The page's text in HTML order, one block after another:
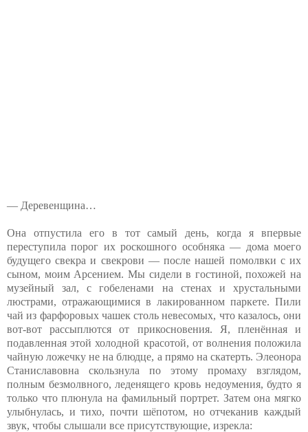
— Деревенщина…
Она отпустила его в тот самый день, когда я впервые
переступила порог их роскошного особняка — дома моего
будущего свекра и свекрови — после нашей помолвки с их
сыном, моим Арсением. Мы сидели в гостиной, похожей на
музейный зал, с гобеленами на стенах и хрустальными
люстрами, отражающимися в лакированном паркете. Пили
чай из фарфоровых чашек столь невесомых, что казалось, они
вот-вот рассыплются от прикосновения. Я, пленённая и
подавленная этой холодной красотой, от волнения положила
чайную ложечку не на блюдце, а прямо на скатерть. Элеонора
Станиславовна скользнула по этому промаху взглядом,
полным безмолвного, леденящего кровь недоумения, будто я
только что плюнула на фамильный портрет. Затем она мягко
улыбнулась, и тихо, почти шёпотом, но отчеканив каждый
звук, чтобы слышали все присутствующие, изрекла: